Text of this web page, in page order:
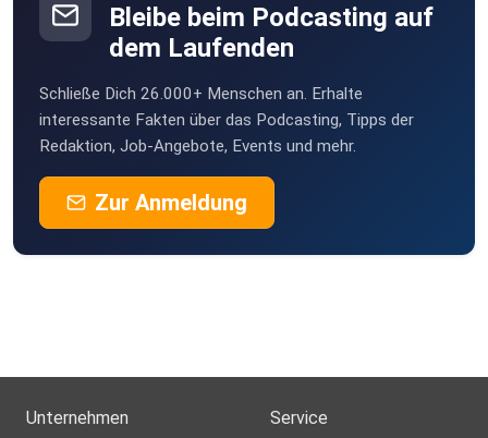
Bleibe beim Podcasting auf
dem Laufenden
Schließe Dich 26.000+ Menschen an. Erhalte
interessante Fakten über das Podcasting, Tipps der
Redaktion, Job-Angebote, Events und mehr.
Zur Anmeldung
Unternehmen Service